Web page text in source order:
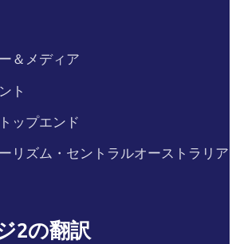
＆メディア
ト
ップエンド
リズム・セントラルオーストラリア
2の翻訳